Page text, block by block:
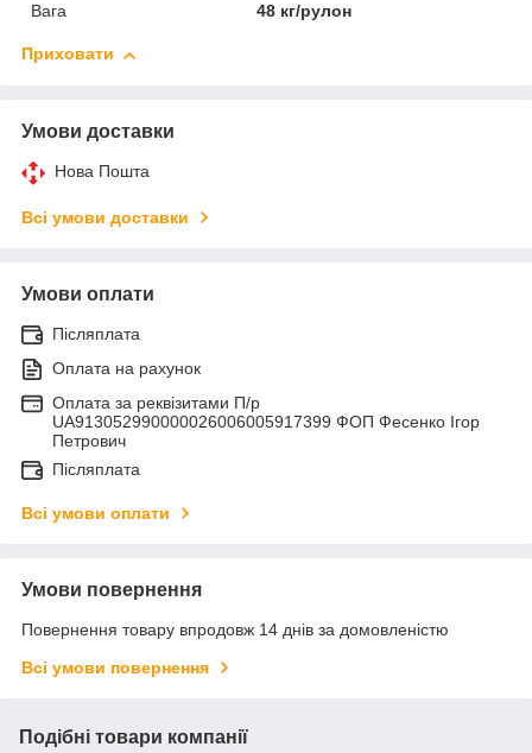
Вага
48 кг/рулон
Приховати
Умови доставки
Нова Пошта
Всі умови доставки
Умови оплати
Післяплата
Оплата на рахунок
Оплата за реквізитами П/р
UA913052990000026006005917399 ФОП Фесенко Ігор
Петрович
Післяплата
Всі умови оплати
Умови повернення
Повернення товару впродовж 14 днів за домовленістю
Всі умови повернення
Подібні товари компанії